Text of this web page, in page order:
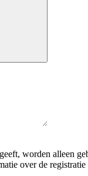
worden alleen
over de